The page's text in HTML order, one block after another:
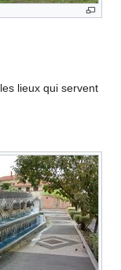
lieux qui servent